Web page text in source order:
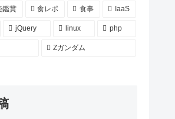
鑑賞 食レポ 食事 IaaS
jQuery linux php
Zガンダム